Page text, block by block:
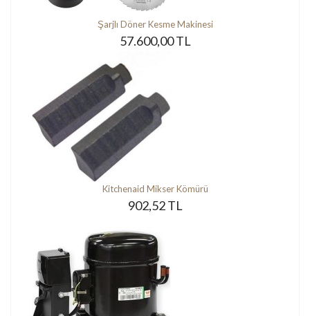
Şarjlı Döner Kesme Makinesi
57.600,00 TL
Kitchenaid Mikser Kömürü
902,52 TL